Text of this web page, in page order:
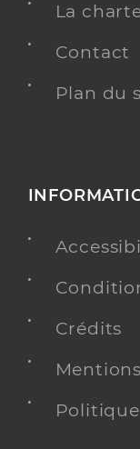
La
Contact
Plan du
Crédits